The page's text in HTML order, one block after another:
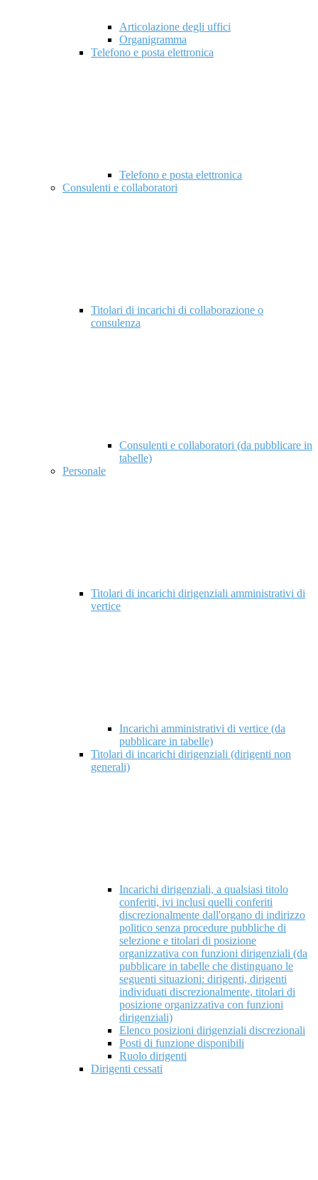
Articolazione degli uffici
Organigramma
Telefono e posta elettronica
Telefono e posta elettronica
Consulenti e collaboratori
Titolari di incarichi di collaborazione o
consulenza
Consulenti e collaboratori (da pubblicare in
tabelle)
Personale
Titolari di incarichi dirigenziali amministrativi di
vertice
Incarichi amministrativi di vertice (da
pubblicare in tabelle)
Titolari di incarichi dirigenziali (dirigenti non
generali)
Incarichi dirigenziali, a qualsiasi titolo
conferiti, ivi inclusi quelli conferiti
discrezionalmente dall'organo di indirizzo
politico senza procedure pubbliche di
selezione e titolari di posizione
organizzativa con funzioni dirigenziali (da
pubblicare in tabelle che distinguano le
seguenti situazioni: dirigenti, dirigenti
individuati discrezionalmente, titolari di
posizione organizzativa con funzioni
dirigenziali)
Elenco posizioni dirigenziali discrezionali
Posti di funzione disponibili
Ruolo dirigenti
Dirigenti cessati